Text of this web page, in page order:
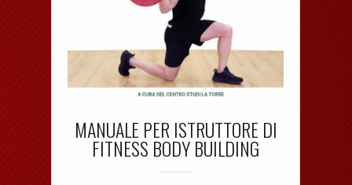
MANUALE PER ISTRUTTORE DI
FITNESS BODY BUILDING